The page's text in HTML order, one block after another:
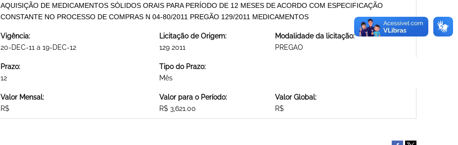
AQUISIÇÃO DE MEDICAMENTOS SÓLIDOS ORAIS PARA PERÍODO DE 12 MESES DE ACORDO COM ESPECIFICAÇÃO
CONSTANTE NO PROCESSO DE COMPRAS N 04-80/2011 PREGÃO 129/2011 MEDICAMENTOS
Vigência:
20-DEC-11 a 19-DEC-12
Licitação de Origem:
129 2011
Modalidade da licitação:
PREGAO
Prazo:
12
Tipo do Prazo:
Mês
Valor Mensal:
R$
Valor para o Período:
R$ 3,621.00
Valor Global:
R$